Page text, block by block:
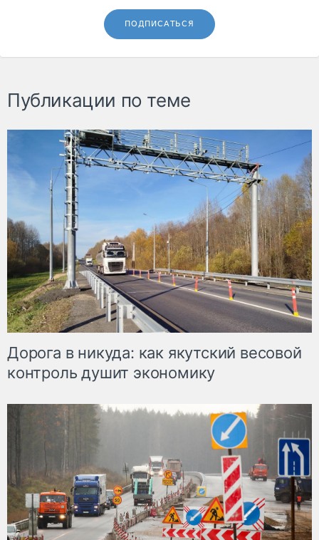
ПОДПИСАТЬСЯ
Публикации по теме
Дорога в никуда: как якутский весовой
контроль душит экономику